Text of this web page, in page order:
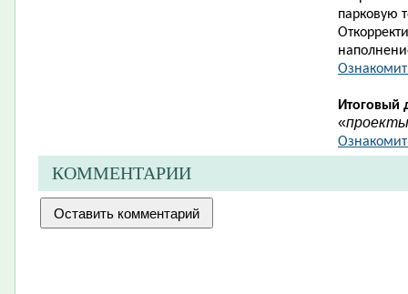
парковую
Итоговый
«проекты
КОММЕНТАРИИ